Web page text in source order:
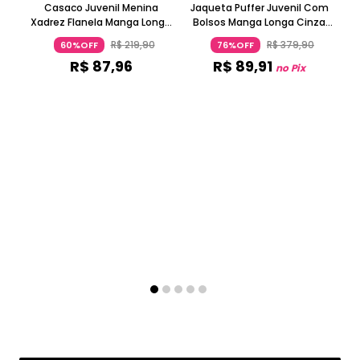
Casaco Juvenil Menina
Xadrez Flanela Manga Longa
Verde
60%OFF R$219,90
R$ 87,96
Jaqueta Puffer Juvenil Com
Bolsos Manga Longa Cinza
Claro
76%OFF R$379,90
R$ 89,91 no Pix